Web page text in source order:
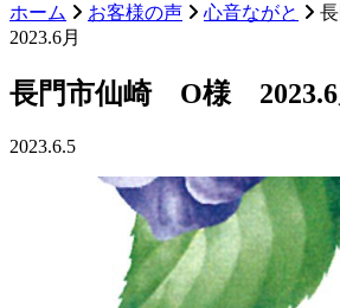
ホーム お客様の声 心音ながと
2023.6月
長門市仙崎 O様 2023.6
2023.6.5